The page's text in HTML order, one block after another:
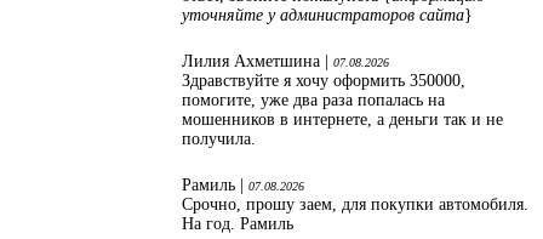
уточняйте у администраторов сайта}
Лилия Ахметшина | 07.08.2026
Здравствуйте я хочу оформить 350000,
помогите, уже два раза попалась на
мошенников в интернете, а деньги так и не
получила.
Рамиль | 07.08.2026
Срочно, прошу заем, для покупки автомобиля.
На год. Рамиль